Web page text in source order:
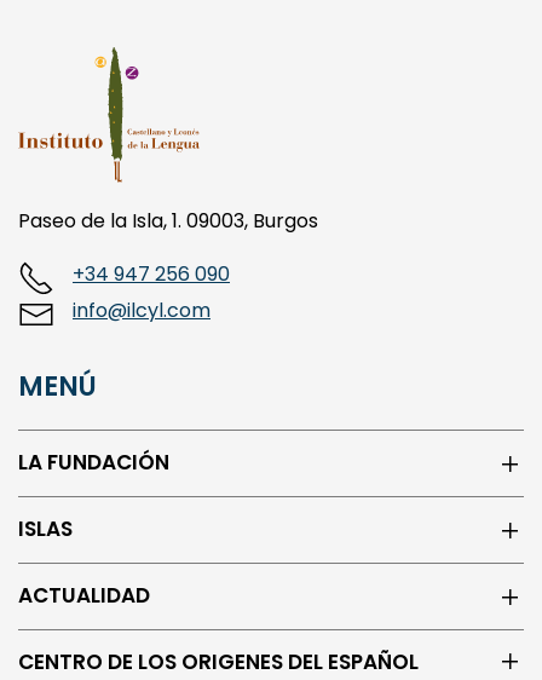
Paseo de la Isla, 1. 09003, Burgos
+34 947 256 090
info@ilcyl.com
MENÚ
LA FUNDACIÓN
ISLAS
ACTUALIDAD
CENTRO DE LOS ORIGENES DEL ESPAÑOL